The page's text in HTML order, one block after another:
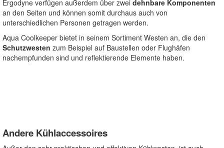
Ergodyne verfügen außerdem über zwei dehnbare Komponenten
an den Seiten und können somit durchaus auch von
unterschiedlichen Personen getragen werden.
Aqua Coolkeeper bietet in seinem Sortiment Westen an, die den
Schutzwesten zum Beispiel auf Baustellen oder Flughäfen
nachempfunden sind und reflektierende Elemente haben.
Andere Kühlaccessoires